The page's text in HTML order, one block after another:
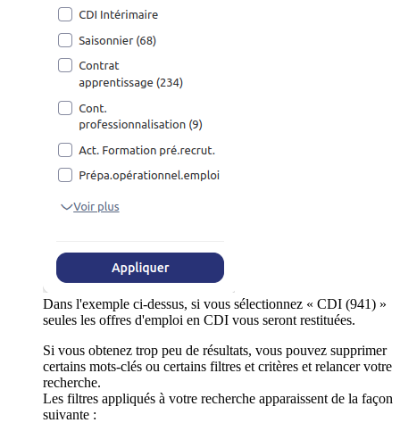
Dans l'exemple ci-dessus, si vous sélectionnez « CDI (941) »
seules les offres d'emploi en CDI vous seront restituées.
Si vous obtenez trop peu de résultats, vous pouvez supprimer
certains mots-clés ou certains filtres et critères et relancer votre
recherche.
Les filtres appliqués à votre recherche apparaissent de la façon
suivante :